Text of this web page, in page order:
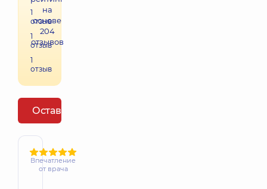
1
отзыв
1
отзыв
1
отзыв
на
основе
204
отзывов
Оставить отзыв
Впечатление
от врача